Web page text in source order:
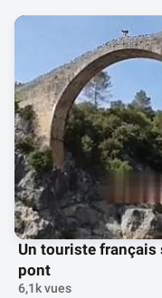
Un touriste français
pont
6,1k vues